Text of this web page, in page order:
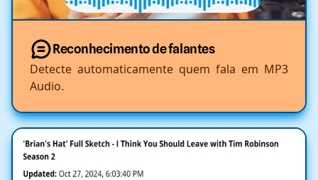
Reconhecimento de falantes
Detecte automaticamente quem fala em MP3
Audio.